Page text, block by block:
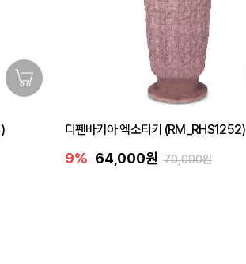
디펜바키아 엑소티키 (RM_RHS1252)
9% 64,000원 70,000원